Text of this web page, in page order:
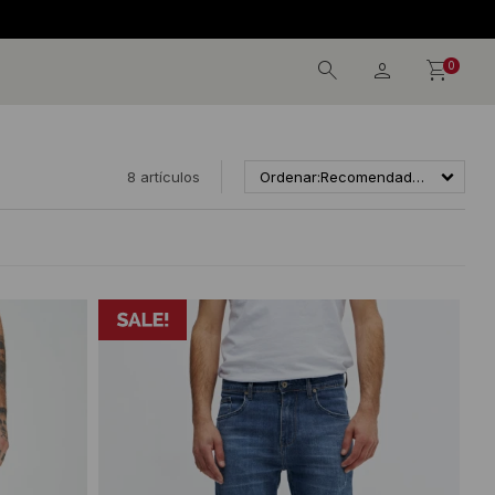
0
8 artículos Recomendados